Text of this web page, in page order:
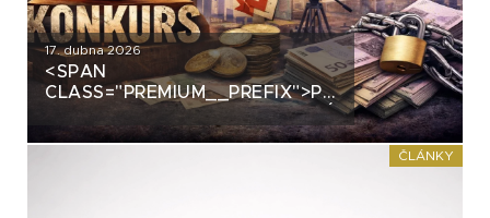
17. dubna 2026
<SPAN
CLASS="PREMIUM__PREFIX">PREMIUM</
TV BARRANDOV: CO ZNAMENÁ
KONKURS BTS PRO
ČLÁNKY